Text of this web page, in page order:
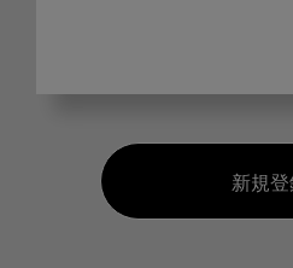
新規登